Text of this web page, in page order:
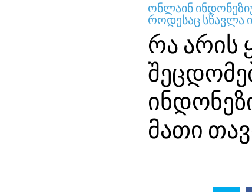
ონლაინ
როდესაც სწავლა
რა არის
მათი